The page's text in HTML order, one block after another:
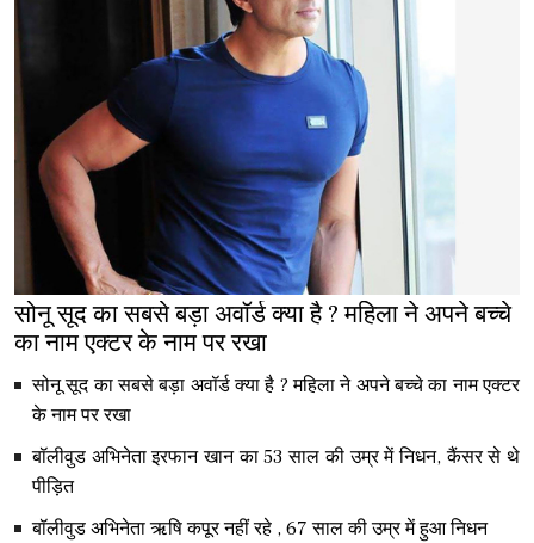
सोनू सूद का सबसे बड़ा अवॉर्ड क्या है ? महिला ने अपने बच्चे
का नाम एक्टर के नाम पर रखा
सोनू सूद का सबसे बड़ा अवॉर्ड क्या है ? महिला ने अपने बच्चे का नाम एक्टर
के नाम पर रखा
बॉलीवुड अभिनेता इरफान खान का 53 साल की उम्र में निधन, कैंसर से थे
पीड़ित
बॉलीवुड अभिनेता ऋषि कपूर नहीं रहे , 67 साल की उम्र में हुआ निधन